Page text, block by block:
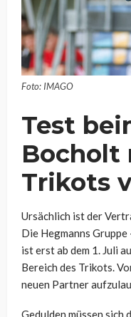
Foto: IMAGO
Test
Bocholt
Trikots
Ursächlich ist der
Die Hegmanns
ist erst ab dem 1. Juli
Bereich des Trikots.
neuen Partner
Gedulden müssen sich